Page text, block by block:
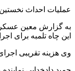
عملیات احداث نخستین نیروگاه خورشیدی ۲۰۰ کیلواتی در محل چاه تلمبه خیرآباد واقع در شمال شهر
این چاه تلمبه برای اجرای
وی هزینه تقریبی اجرای این طرح را ۵۶ میلیارد ریال عنوان کرد و افزود: این پروژه